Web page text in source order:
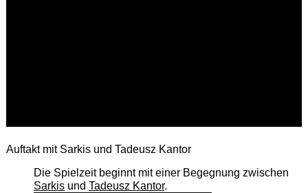
Auftakt mit Sarkis und Tadeusz Kantor
Die Spielzeit beginnt mit einer Begegnung zwischen
Sarkisund Tadeusz Kantor.